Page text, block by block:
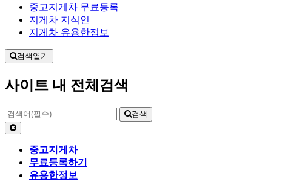
중고지게차 무료등록
지게차 지식인
지게차 유용한정보
검색열기
사이트 내 전체검색
검색
중고지게차
무료등록하기
유용한정보